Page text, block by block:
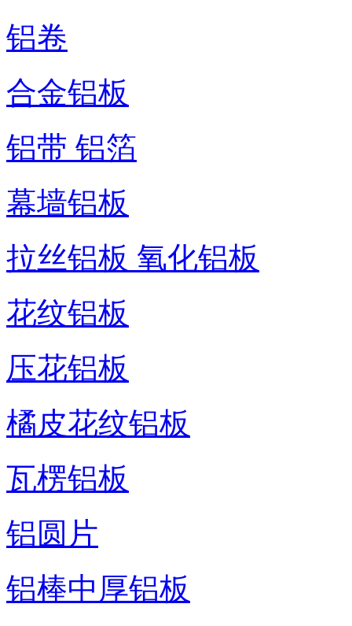
铝卷
合金铝板
铝带 铝箔
幕墙铝板
拉丝铝板 氧化铝板
花纹铝板
压花铝板
橘皮花纹铝板
瓦楞铝板
铝圆片
铝棒中厚铝板